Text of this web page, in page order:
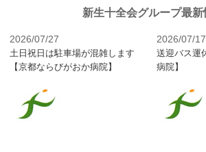
新生十全会グループ最新
2026/07/27
土日祝日は駐車場が混雑します
【京都ならびがおか病院】
2026/07/17
送迎バス運
病院】